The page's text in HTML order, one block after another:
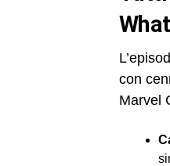
con
Marvel